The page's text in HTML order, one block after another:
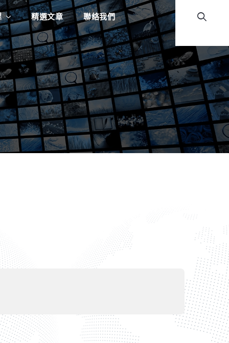
精選文章 聯絡我們